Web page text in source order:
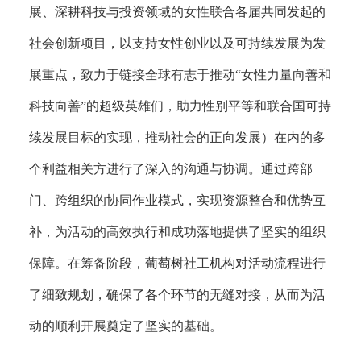
展、深耕科技与投资领域的女性联合各届共同发起的
社会创新项目，以支持女性创业以及可持续发展为发
展重点，致力于链接全球有志于推动“女性力量向善和
科技向善”的超级英雄们，助力性别平等和联合国可持
续发展目标的实现，推动社会的正向发展）在内的多
个利益相关方进行了深入的沟通与协调。通过跨部
门、跨组织的协同作业模式，实现资源整合和优势互
补，为活动的高效执行和成功落地提供了坚实的组织
保障。在筹备阶段，葡萄树社工机构对活动流程进行
了细致规划，确保了各个环节的无缝对接，从而为活
动的顺利开展奠定了坚实的基础。